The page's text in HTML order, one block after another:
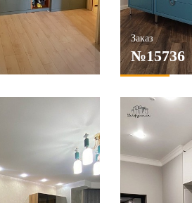
Заказ
№15736